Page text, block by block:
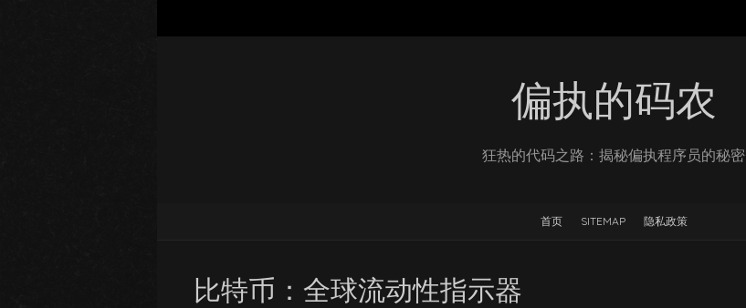
偏执的码农
狂热的代码之路：揭秘偏执程序员的秘密
首页 SITEMAP 隐私政策
比特币：全球流动性指示器